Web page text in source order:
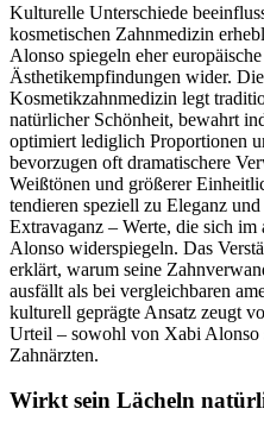
Kulturelle Unterschiede
kosmetischen Zahnmedizin
Alonso spiegeln eher
Ästhetikempfindungen wider.
Kosmetikzahnmedizin legt
natürlicher Schönheit, bewahrt
optimiert lediglich Proportionen
bevorzugen oft dramatischere
Weißtönen und größerer
tendieren speziell zu Eleganz
Extravaganz – Werte, die sich
Alonso widerspiegeln. Das
erklärt, warum seine
ausfällt als bei vergleichbaren
kulturell geprägte Ansatz zeugt
Urteil – sowohl von Xabi Alonso
Zahnärzten.
Wirkt sein Lächeln